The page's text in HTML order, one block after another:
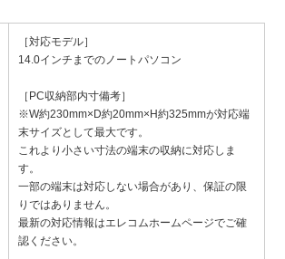
［対応モデル］
14.0インチまでのノートパソコン
［PC収納部内寸備考］
※W約230mm×D約20mm×H約325mmが対応端
末サイズとして最大です。
これより小さい寸法の端末の収納に対応しま
す。
一部の端末は対応しない場合があり、保証の限
りではありません。
最新の対応情報はエレコムホームページでご確
認ください。